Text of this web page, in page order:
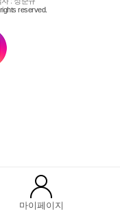
마이페이지
reserved.